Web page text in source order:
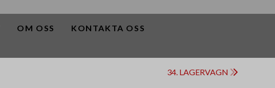
OM OSS KONTAKTA OSS
34. LAGERVAGN